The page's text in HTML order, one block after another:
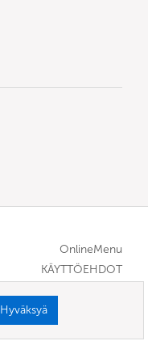
OnlineMenu
KÄYTTÖEHDOT
Hyväksyä